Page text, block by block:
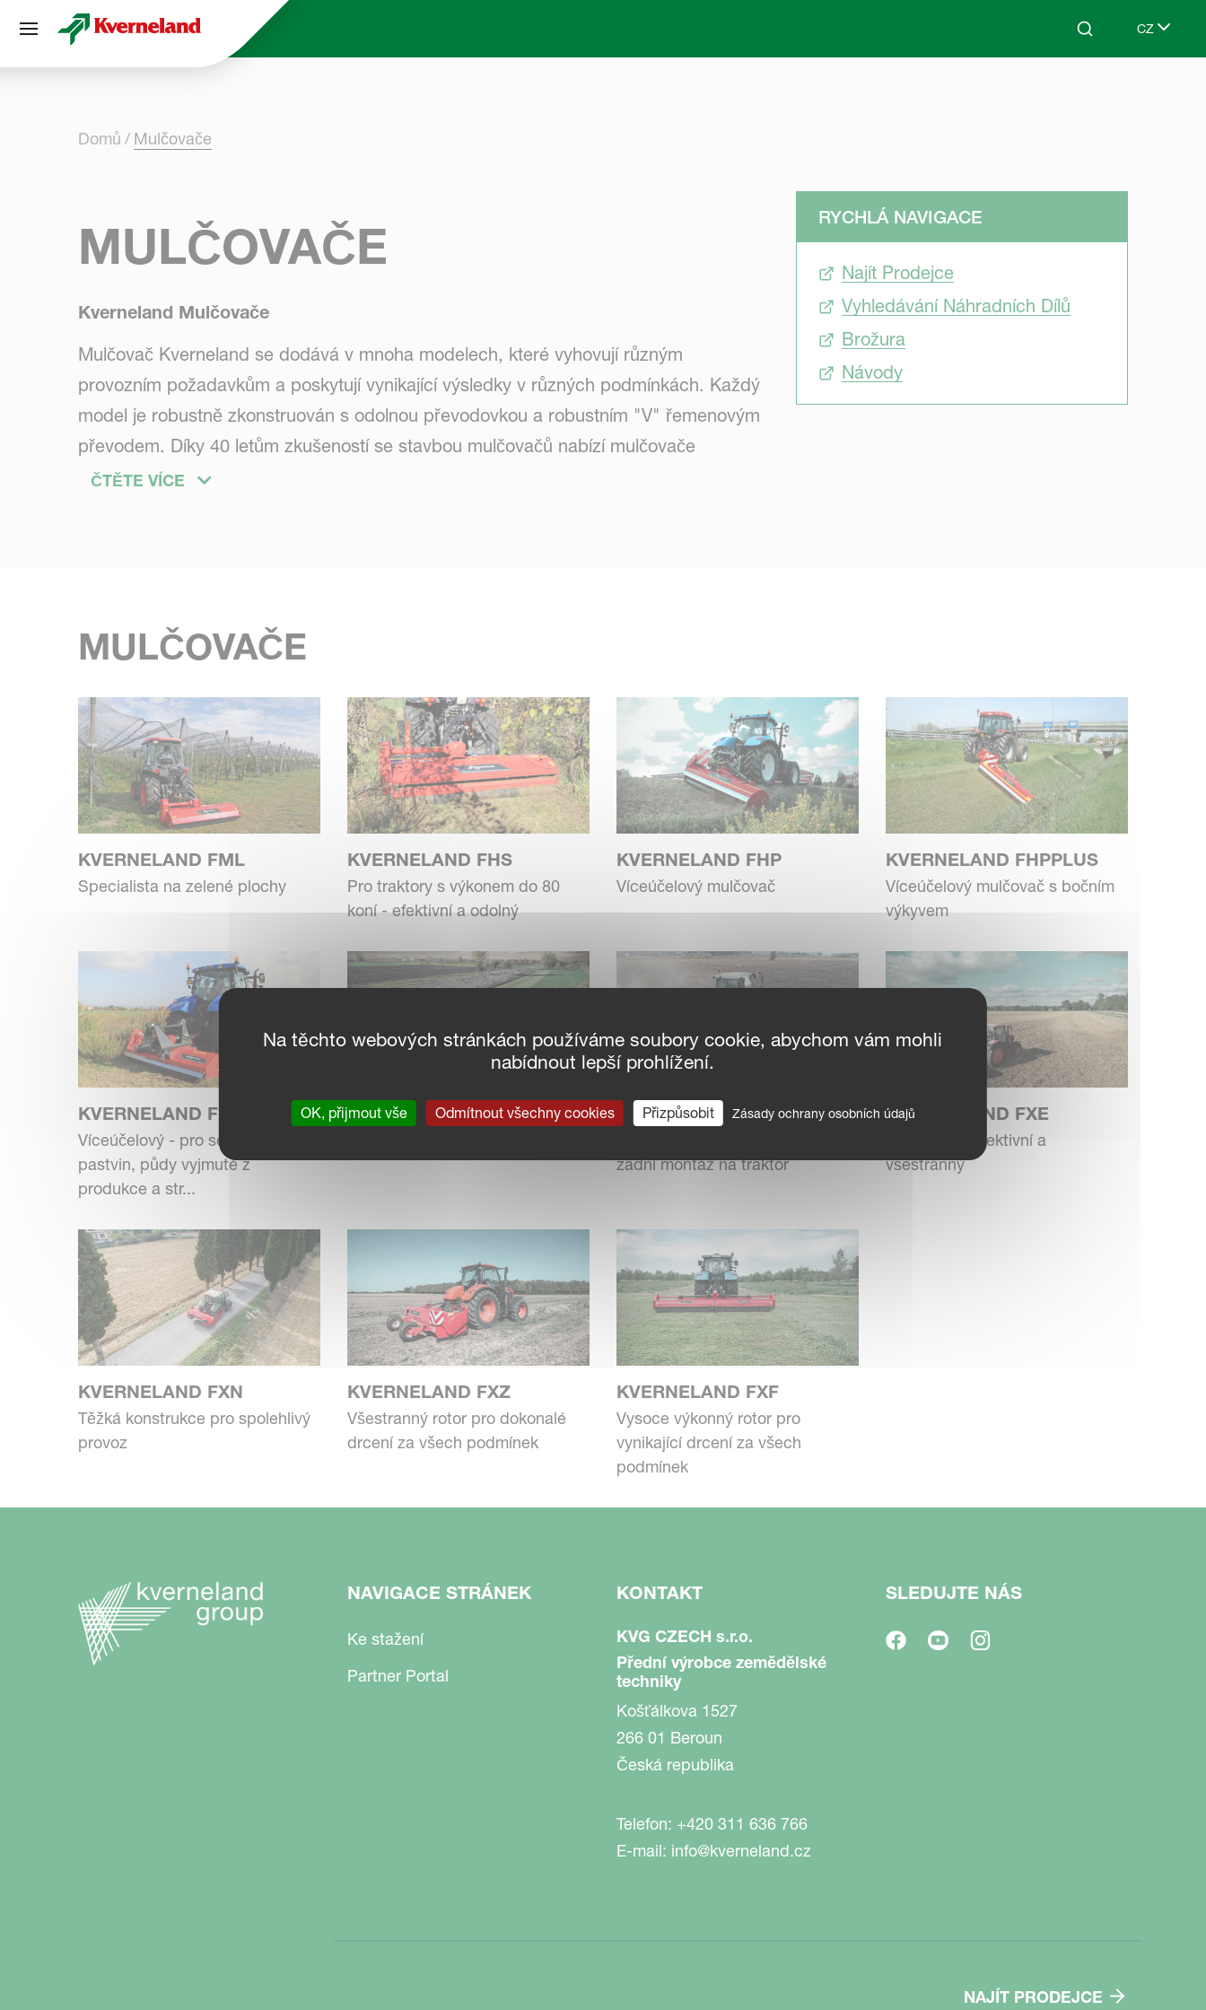
Search CZ
Select
Domů Mulčovače
MULČOVAČE
Kverneland Mulčovače
Mulčovač Kverneland se dodává v mnoha modelech, které vyhovují různým
provozním požadavkům a poskytují vynikající výsledky v různých podmínkách. Každý
model je robustně zkonstruován s odolnou převodovkou a robustním "V" řemenovým
převodem. Díky 40 letům zkušeností se stavbou mulčovačů nabízí mulčovače
Kverneland maximální spolehlivost, účinnost a všestrannost.
ČTĚTE VÍCE
RYCHLÁ NAVIGACE
Najít Prodejce
Vyhledávání Náhradních Dílů
Brožura
Návody
MULČOVAČE
KVERNELAND FML
Specialista na zelené plochy
KVERNELAND FHS
Pro traktory s výkonem do 80
koní - efektivní a odolný
KVERNELAND FHP
Víceúčelový mulčovač
KVERNELAND FHPPLUS
Víceúčelový mulčovač s bočním
výkyvem
KVERNELAND FRO
Víceúčelový - pro sekání trávy,
pastvin, půdy vyjmuté z
produkce a str...
KVERNELAND FRH KVERNELAND FRD
zadní montáž na traktor
KVERNELAND FXE
Kompaktní, efektivní a
všestranný
KVERNELAND FXN
Těžká konstrukce pro spolehlivý
provoz
KVERNELAND FXZ
Všestranný rotor pro dokonalé
drcení za všech podmínek
KVERNELAND FXF
Vysoce výkonný rotor pro
vynikající drcení za všech
podmínek
NAVIGACE STRÁNEK
Ke stažení
Partner Portal
KONTAKT
KVG CZECH s.r.o.
Přední výrobce zemědělské
techniky
Košťálkova 1527
266 01 Beroun
Česká republika
Telefon: +420 311 636 766
E-mail: info@kverneland.cz
SLEDUJTE NÁS
NAJÍT PRODEJCE
Panel pro správu cookies
Na těchto webových stránkách používáme soubory cookie, abychom vám mohli
nabídnout lepší prohlížení.
OK, přijmout vše Odmítnout všechny cookies Přizpůsobit Zásady ochrany osobních údajů